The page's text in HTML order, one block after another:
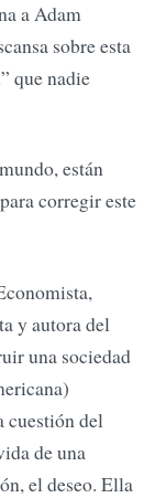
a Adam
sobre esta
que nadie
están
corregir este
y autora del
una sociedad
cuestión del
de una
el deseo. Ella